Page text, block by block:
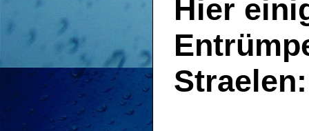
Hier
Straelen: